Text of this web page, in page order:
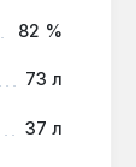
82 %
73 л
37 л